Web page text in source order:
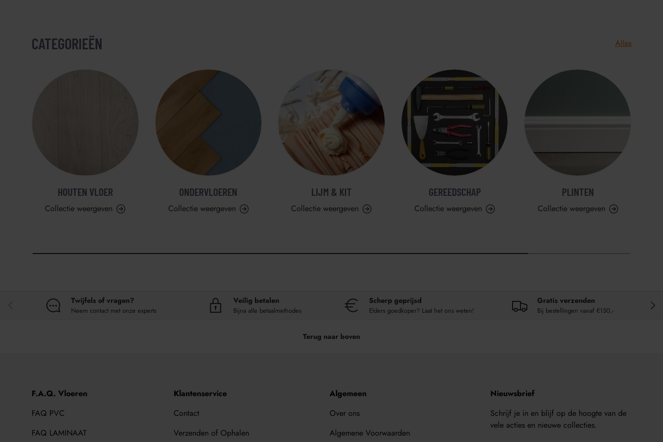
CATEGORIEËN Alles
HOUTEN VLOER
Collectie weergeven
ONDERVLOEREN
Collectie weergeven
LIJM & KIT
Collectie weergeven
GEREEDSCHAP
Collectie weergeven
PLINTEN
Collectie weergeven
Twijfels of vragen?
Neem contact met onze experts
Veilig betalen
Bijna alle betaalmethodes
Scherp geprijsd
Elders goedkoper? Laat het ons weten!
Gratis verzenden
Bij bestellingen vanaf €150,-
Terug naar boven
F.A.Q. Vloeren
FAQ PVC
FAQ LAMINAAT
Klantenservice
Contact
Verzenden of Ophalen
Algemeen
Over ons
Algemene Voorwaarden
Nieuwsbrief
Schrijf je in en blijf op de hoogte van de
vele acties en nieuwe collecties.